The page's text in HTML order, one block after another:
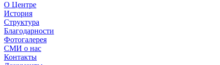
О Центре
История
Структура
Благодарности
Фотогалерея
СМИ о нас
Контакты